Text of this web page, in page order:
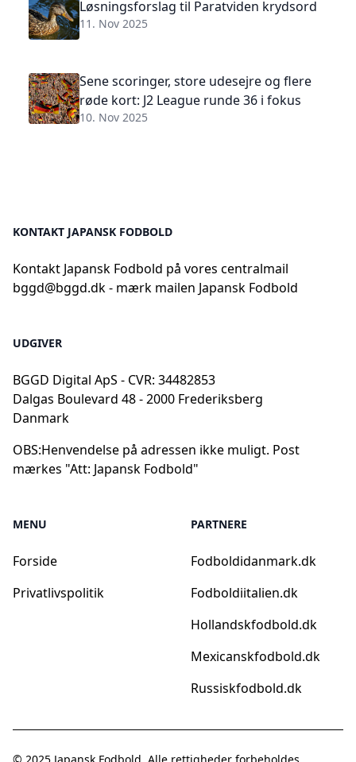
Løsningsforslag til Paratviden krydsord
11. Nov 2025
Sene scoringer, store udesejre og flere
røde kort: J2 League runde 36 i fokus
10. Nov 2025
KONTAKT JAPANSK FODBOLD
Kontakt Japansk Fodbold på vores centralmail
bggd@bggd.dk- mærk mailen Japansk Fodbold
UDGIVER
BGGD Digital ApS - CVR: 34482853
Dalgas Boulevard 48 - 2000 Frederiksberg
Danmark
OBS:Henvendelse på adressen ikke muligt. Post
mærkes "Att: Japansk Fodbold"
MENU
Forside
Privatlivspolitik
PARTNERE
Fodboldidanmark.dk
Fodboldiitalien.dk
Hollandskfodbold.dk
Mexicanskfodbold.dk
Russiskfodbold.dk